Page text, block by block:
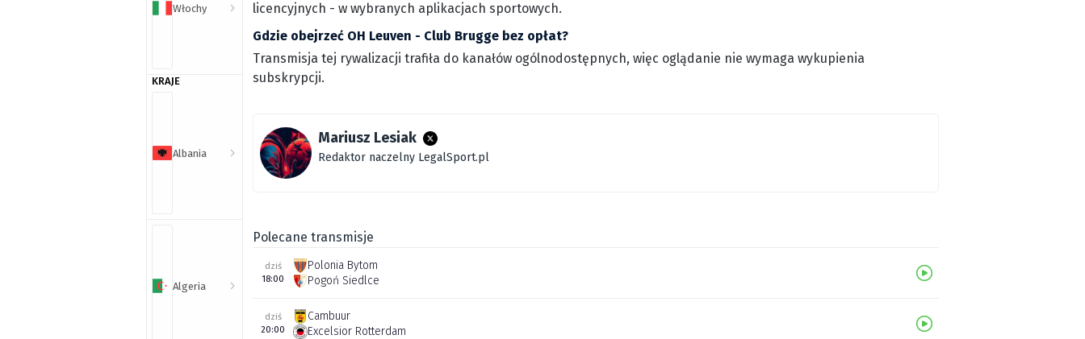
Włochy
KRAJE
Albania
Algeria
licencyjnych - w wybranych aplikacjach sportowych.
Gdzie obejrzeć OH Leuven - Club Brugge bez opłat?
Transmisja tej rywalizacji trafiła do kanałów ogólnodostępnych, więc oglądanie nie wymaga wykupienia
subskrypcji.
Mariusz Lesiak
Redaktor naczelny LegalSport.pl
Polecane transmisje
dziś
18:00
Polonia Bytom
Pogoń Siedlce
dziś
20:00
Cambuur
Excelsior Rotterdam